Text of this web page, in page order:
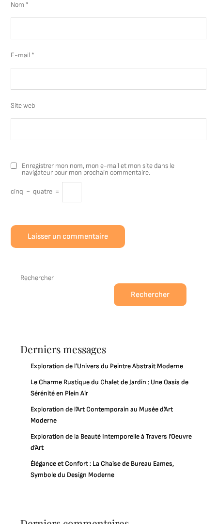
Nom *
E-mail *
Site web
Enregistrer mon nom, mon e-mail et mon site dans le
navigateur pour mon prochain commentaire.
cinq − quatre =
Rechercher
Rechercher
Derniers messages
Exploration de l’Univers du Peintre Abstrait Moderne
Le Charme Rustique du Chalet de Jardin : Une Oasis de
Sérénité en Plein Air
Exploration de l’Art Contemporain au Musée d’Art
Moderne
Exploration de la Beauté Intemporelle à Travers l’Oeuvre
d’Art
Élégance et Confort : La Chaise de Bureau Eames,
Symbole du Design Moderne